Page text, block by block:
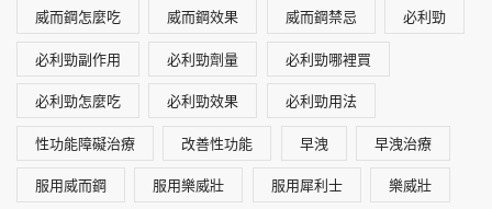
威而鋼怎麼吃 威而鋼效果 威而鋼禁忌 必利勁
必利勁副作用 必利勁劑量 必利勁哪裡買
必利勁怎麼吃 必利勁效果 必利勁用法
性功能障礙治療 改善性功能 早洩 早洩治療
服用威而鋼 服用樂威壯 服用犀利士 樂威壯